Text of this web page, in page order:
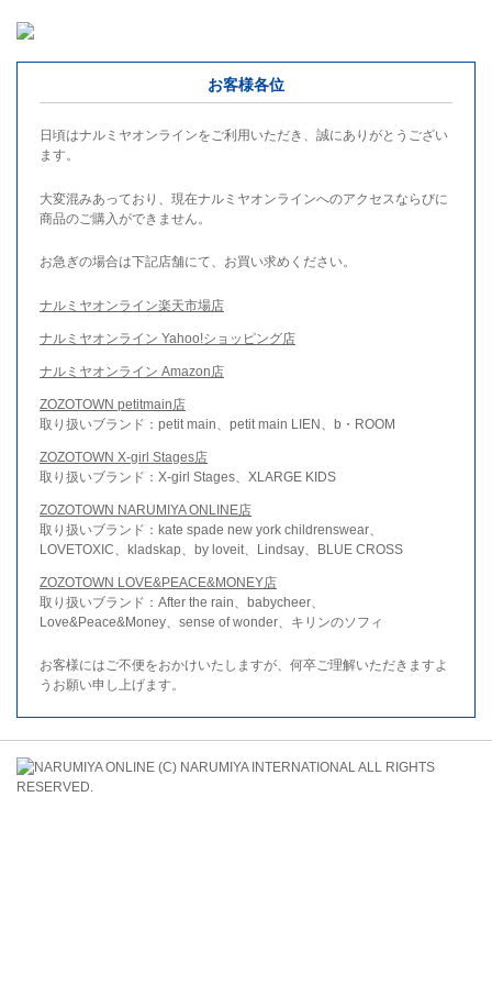
お客様各位
日頃はナルミヤオンラインをご利用いただき、誠にありがとうござい
ます。
大変混みあっており、現在ナルミヤオンラインへのアクセスならびに
商品のご購入ができません。
お急ぎの場合は下記店舗にて、お買い求めください。
ナルミヤオンライン楽天市場店
ナルミヤオンライン Yahoo!ショッピング店
ナルミヤオンライン Amazon店
ZOZOTOWN petitmain店
取り扱いブランド：petit main、petit main LIEN、b・ROOM
ZOZOTOWN X-girl Stages店
取り扱いブランド：X-girl Stages、XLARGE KIDS
ZOZOTOWN NARUMIYA ONLINE店
取り扱いブランド：kate spade new york childrenswear、
LOVETOXIC、kladskap、by loveit、Lindsay、BLUE CROSS
ZOZOTOWN LOVE&PEACE&MONEY店
取り扱いブランド：After the rain、babycheer、
Love&Peace&Money、sense of wonder、キリンのソフィ
お客様にはご不便をおかけいたしますが、何卒ご理解いただきますよ
うお願い申し上げます。